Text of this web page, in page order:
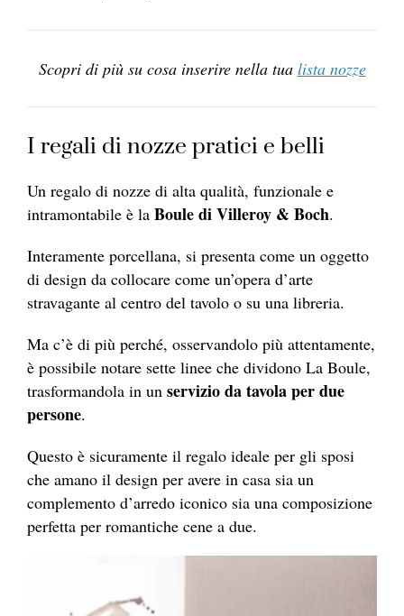
Scopri di più su cosa inserire nella tua lista nozze
I regali di nozze pratici e belli
Un regalo di nozze di alta qualità, funzionale e
intramontabile è la Boule di Villeroy & Boch.
Interamente porcellana, si presenta come un oggetto
di design da collocare come un’opera d’arte
stravagante al centro del tavolo o su una libreria.
Ma c’è di più perché, osservandolo più attentamente,
è possibile notare sette linee che dividono La Boule,
trasformandola in un servizio da tavola per due
persone.
Questo è sicuramente il regalo ideale per gli sposi
che amano il design per avere in casa sia un
complemento d’arredo iconico sia una composizione
perfetta per romantiche cene a due.